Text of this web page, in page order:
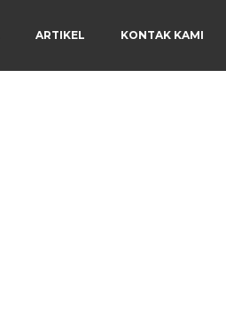
Menu
ARTIKEL KONTAK KAMI